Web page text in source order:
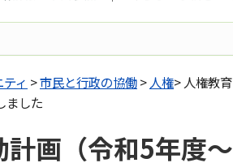
ィ >市民と行政の協働> 人権> 人権教
ました
画（令和5年度